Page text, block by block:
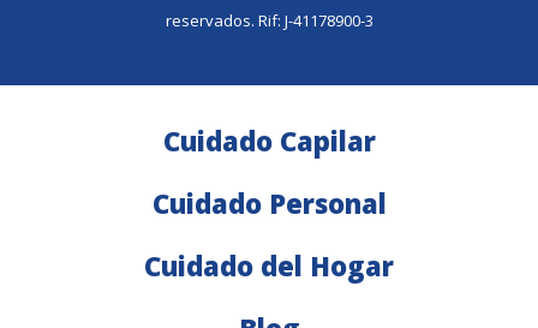
reservados. Rif: J-41178900-3
Cuidado Capilar
Cuidado Personal
Cuidado del Hogar